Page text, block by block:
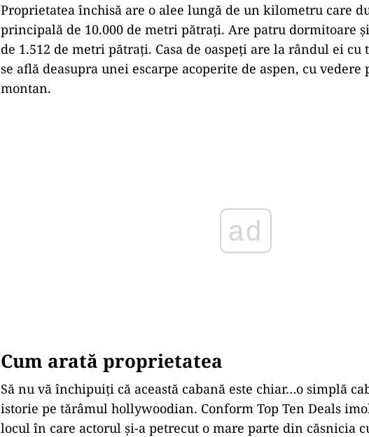
Proprietatea închisă are o alee lungă de un kilometru care
principală de 10.000 de metri pătrați. Are patru dormitoare și
de 1.512 de metri pătrați. Casa de oaspeți are la rândul ei
se află deasupra unei escarpe acoperite de aspen, cu vedere
montan.
Cum arată proprietatea
Să nu vă închipuiți că această cabană este chiar…o simplă
istorie pe tărâmul hollywoodian. Conform Top Ten Deals
locul în care actorul și-a petrecut o mare parte din căsnicia